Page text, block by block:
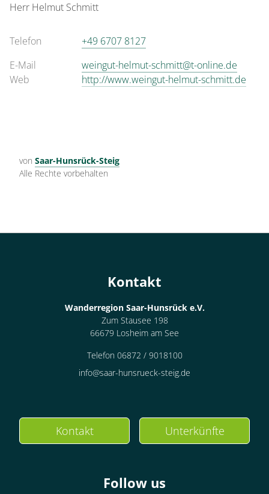
Herr Helmut Schmitt
Telefon
+49 6707 8127
E-Mail
weingut-helmut-schmitt@t-online.de
Web
http://www.weingut-helmut-schmitt.de
von Saar-Hunsrück-Steig
Alle Rechte vorbehalten
Kontakt
Wanderregion Saar-Hunsrück e.V.
Zum Stausee 198
66679 Losheim am See
Telefon 06872 / 9018100
info@saar-hunsrueck-steig.de
Kontakt Unterkünfte
Follow us